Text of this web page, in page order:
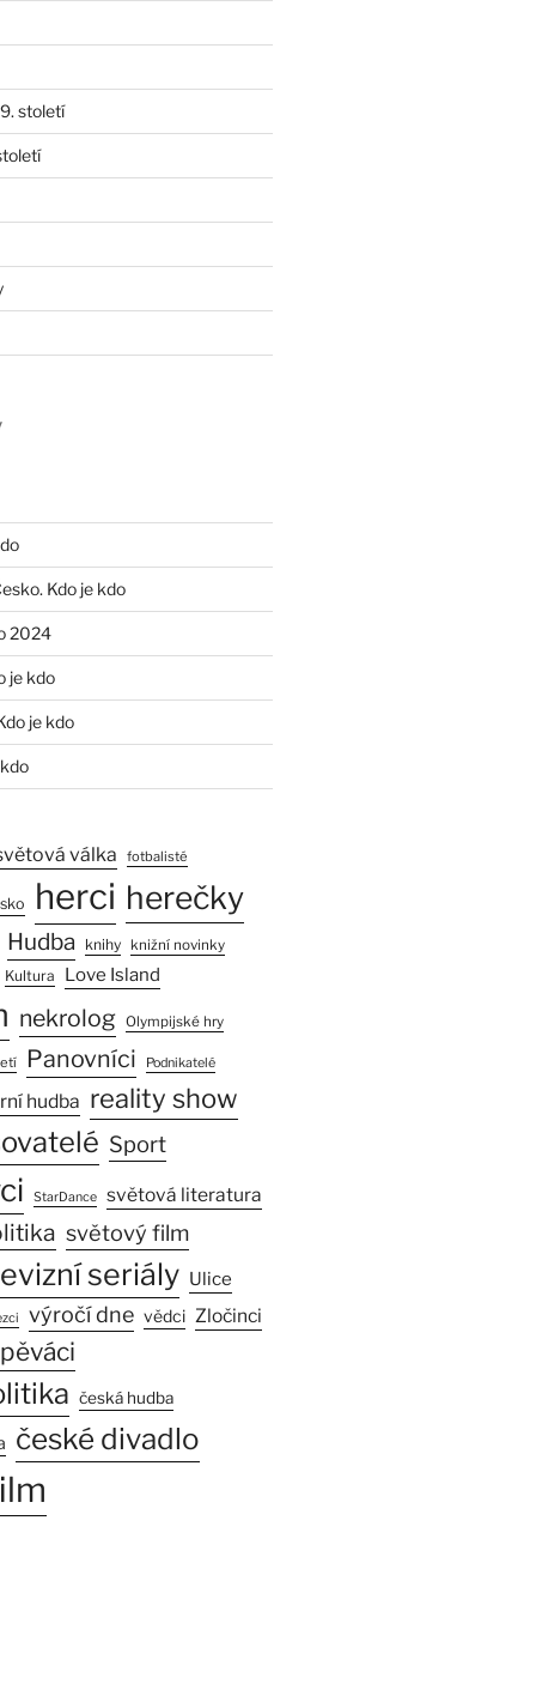
století
Kdo je kdo
2024
je kdo
je kdo
válka fotbalisté
herci herečky
Hudba knihy knižní novinky
Kultura Love Island
nekrolog Olympijské hry
Panovníci Podnikatelé
hudba reality show
Sport
StarDance světová literatura
světový film
seriály Ulice
výročí dne vědci Zločinci
česká hudba
české divadlo